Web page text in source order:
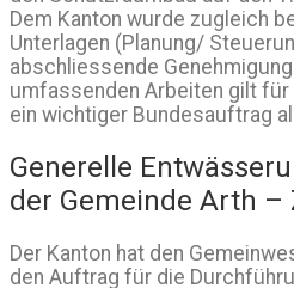
Dem Kanton wurde zugleich
Unterlagen (Planung/
abschliessende
umfassenden Arbeiten gilt
ein wichtiger Bundesauftrag
Generelle
der Gemeinde Arth
Der Kanton hat den
den Auftrag für die